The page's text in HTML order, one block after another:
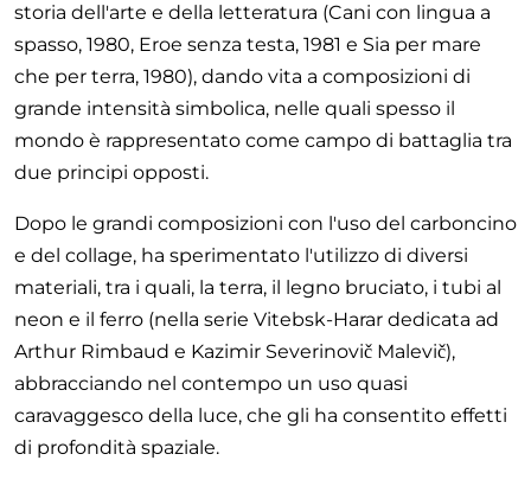
storia dell'arte e della letteratura (Cani con lingua a
spasso, 1980, Eroe senza testa, 1981 e Sia per mare
che per terra, 1980), dando vita a composizioni di
grande intensità simbolica, nelle quali spesso il
mondo è rappresentato come campo di battaglia tra
due principi opposti.
Dopo le grandi composizioni con l'uso del carboncino
e del collage, ha sperimentato l'utilizzo di diversi
materiali, tra i quali, la terra, il legno bruciato, i tubi al
neon e il ferro (nella serie Vitebsk-Harar dedicata ad
Arthur Rimbaud e Kazimir Severinovič Malevič),
abbracciando nel contempo un uso quasi
caravaggesco della luce, che gli ha consentito effetti
di profondità spaziale.